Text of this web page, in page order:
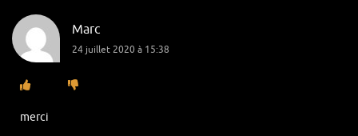
Marc
24 juillet 2020 à 15:38
merci